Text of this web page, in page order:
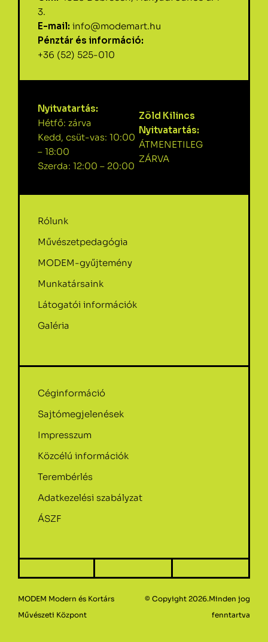
3.
E-mail: info@modemart.hu
Pénztár és információ:
+36 (52) 525-010
Nyitvatartás:
Hétfő: zárva
Kedd, csüt-vas: 10:00
– 18:00
Szerda: 12:00 – 20:00
Zöld Kilincs
Nyitvatartás:
ÁTMENETILEG
ZÁRVA
Rólunk
Művészetpedagógia
MODEM-gyűjtemény
Munkatársaink
Látogatói információk
Galéria
Céginformáció
Sajtómegjelenések
Impresszum
Közcélú információk
Terembérlés
Adatkezelési szabályzat
ÁSZF
MODEM Modern és Kortárs
Művészeti Központ
© Copyight 2026.Minden jog
fenntartva